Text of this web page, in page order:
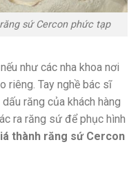
sứ Cercon phức tạp
như các nha khoa nơi
riêng. Tay nghề bác sĩ
răng của khách hàng
ra răng sứ để phục hình
thành răng sứ Cercon